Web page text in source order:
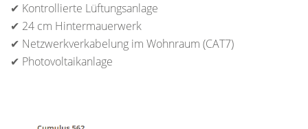
✔ Kontrollierte Lüftungsanlage
✔ 24 cm Hintermauerwerk
✔ Netzwerkverkabelung im Wohnraum (CAT7)
✔ Photovoltaikanlage